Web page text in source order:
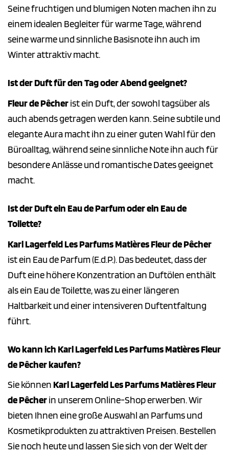
Seine fruchtigen und blumigen Noten machen ihn zu
einem idealen Begleiter für warme Tage, während
seine warme und sinnliche Basisnote ihn auch im
Winter attraktiv macht.
Ist der Duft für den Tag oder Abend geeignet?
Fleur de Pêcherist ein Duft, der sowohl tagsüber als
auch abends getragen werden kann. Seine subtile und
elegante Aura macht ihn zu einer guten Wahl für den
Büroalltag, während seine sinnliche Note ihn auch für
besondere Anlässe und romantische Dates geeignet
macht.
Ist der Duft ein Eau de Parfum oder ein Eau de
Toilette?
Karl Lagerfeld Les Parfums Matières Fleur de Pêcher
ist ein Eau de Parfum (E.d.P.). Das bedeutet, dass der
Duft eine höhere Konzentration an Duftölen enthält
als ein Eau de Toilette, was zu einer längeren
Haltbarkeit und einer intensiveren Duftentfaltung
führt.
Wo kann ich Karl Lagerfeld Les Parfums Matières Fleur
de Pêcher kaufen?
Sie könnenKarl Lagerfeld Les Parfums Matières Fleur
de Pêcherin unserem Online-Shop erwerben. Wir
bieten Ihnen eine große Auswahl an Parfums und
Kosmetikprodukten zu attraktiven Preisen. Bestellen
Sie noch heute und lassen Sie sich von der Welt der